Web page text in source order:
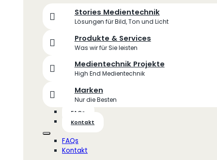
Stories Medientechnik
Lösungen für Bild, Ton und Licht
Produkte & Services
Was wir für Sie leisten
Medientechnik Projekte
High End Medientechnik
Marken
Nur die Besten
FAQs
Kontakt
FAQs
Kontakt